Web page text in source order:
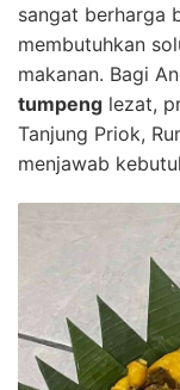
sangat berharga
membutuhkan
makanan. Bagi
tumpeng lezat,
Tanjung Priok,
menjawab